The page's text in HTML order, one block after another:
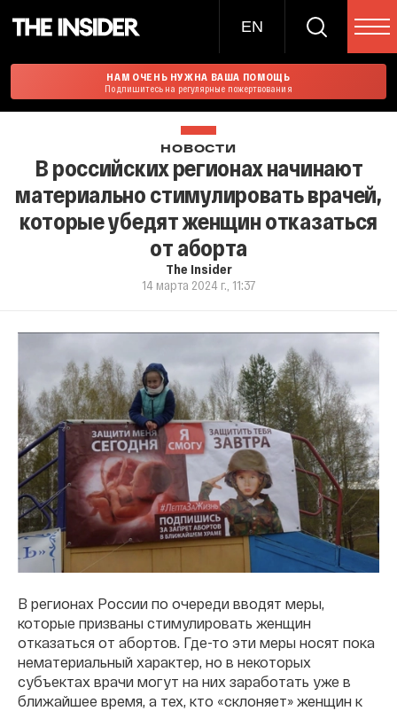
EN
НАМ ОЧЕНЬ НУЖНА ВАША ПОМОЩЬ
Подпишитесь на регулярные пожертвования
НОВОСТИ
В российских регионах начинают
материально стимулировать врачей,
которые убедят женщин отказаться
от аборта
The Insider
14 марта 2024 г., 11:37
В регионах России по очереди вводят меры,
которые призваны стимулировать женщин
отказаться от абортов. Где-то эти меры носят пока
нематериальный характер, но в некоторых
субъектах врачи могут на них заработать уже в
ближайшее время, а тех, кто «склоняет» женщин к